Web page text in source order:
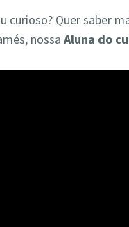
curioso? Quer saber
nossa Aluna do